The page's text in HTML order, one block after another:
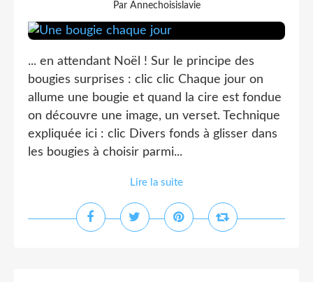
Par Annechoisislavie
... en attendant Noël ! Sur le principe des
bougies surprises : clic clic Chaque jour on
allume une bougie et quand la cire est fondue
on découvre une image, un verset. Technique
expliquée ici : clic Divers fonds à glisser dans
les bougies à choisir parmi...
Lire la suite